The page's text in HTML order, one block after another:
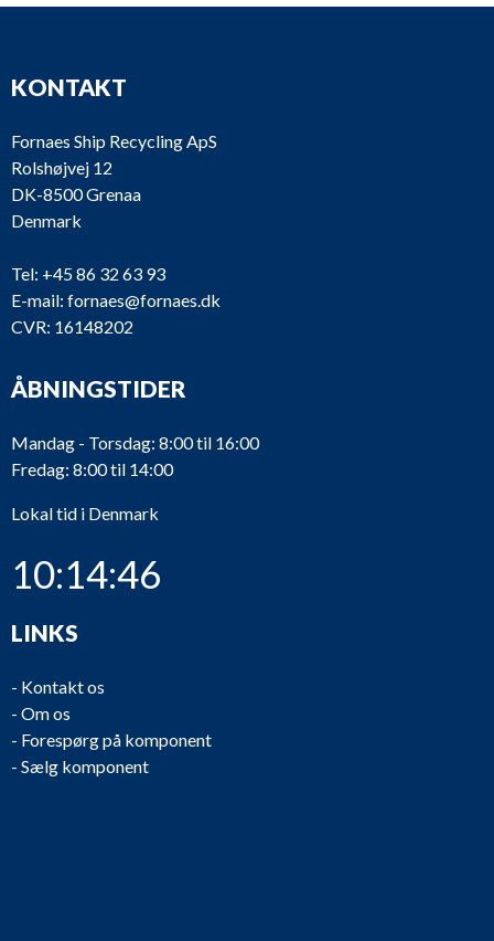
Behrens
PU832
PU831
Behrens
PU829
PU826 Bornemann
KONTAKT
Fornaes Ship Recycling ApS
Rolshøjvej 12
DK-8500 Grenaa
Denmark
Tel: +45 86 32 63 93
E-mail: fornaes@fornaes.dk
CVR: 16148202
ÅBNINGSTIDER
Mandag - Torsdag: 8:00 til 16:00
Fredag: 8:00 til 14:00
Lokal tid i Denmark
10:14:46
LINKS
- Kontakt os
- Om os
- Forespørg på komponent
- Sælg komponent